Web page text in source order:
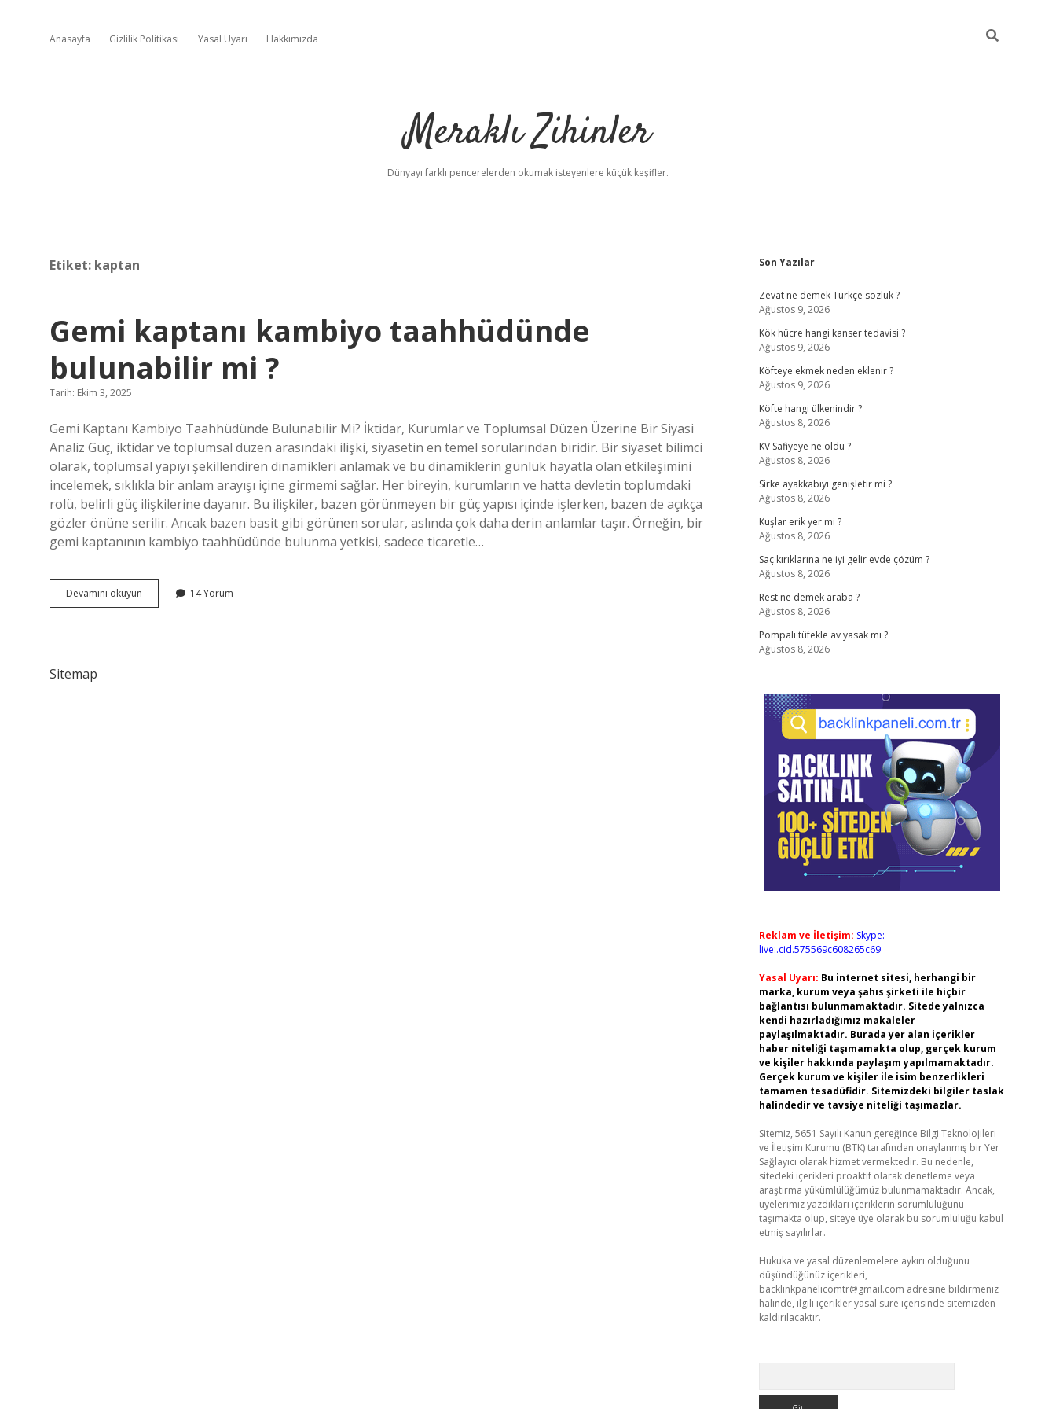
Anasayfa Gizlilik Politikası Yasal Uyarı Hakkımızda
Meraklı Zihinler
Dünyayı farklı pencerelerden okumak isteyenlere küçük keşifler.
Etiket: kaptan
Gemi kaptanı kambiyo taahhüdünde
bulunabilir mi ?
Tarih: Ekim 3, 2025
Gemi Kaptanı Kambiyo Taahhüdünde Bulunabilir Mi? İktidar, Kurumlar ve Toplumsal Düzen Üzerine Bir Siyasi
Analiz Güç, iktidar ve toplumsal düzen arasındaki ilişki, siyasetin en temel sorularından biridir. Bir siyaset bilimci
olarak, toplumsal yapıyı şekillendiren dinamikleri anlamak ve bu dinamiklerin günlük hayatla olan etkileşimini
incelemek, sıklıkla bir anlam arayışı içine girmemi sağlar. Her bireyin, kurumların ve hatta devletin toplumdaki
rolü, belirli güç ilişkilerine dayanır. Bu ilişkiler, bazen görünmeyen bir güç yapısı içinde işlerken, bazen de açıkça
gözler önüne serilir. Ancak bazen basit gibi görünen sorular, aslında çok daha derin anlamlar taşır. Örneğin, bir
gemi kaptanının kambiyo taahhüdünde bulunma yetkisi, sadece ticaretle…
Devamını okuyun
kaptanı
14 Yorum
Sitemap
Sidebar
Son Yazılar
Zevat ne demek Türkçe sözlük ?
Ağustos 9, 2026
Kök hücre hangi kanser tedavisi ?
Ağustos 9, 2026
Köfteye ekmek neden eklenir ?
Ağustos 9, 2026
Köfte hangi ülkenindir ?
Ağustos 8, 2026
KV Safiyeye ne oldu ?
Ağustos 8, 2026
Sirke ayakkabıyı genişletir mi ?
Ağustos 8, 2026
Kuşlar erik yer mi ?
Ağustos 8, 2026
Saç kırıklarına ne iyi gelir evde çözüm ?
Ağustos 8, 2026
Rest ne demek araba ?
Ağustos 8, 2026
Pompalı tüfekle av yasak mı ?
Ağustos 8, 2026
Reklam ve İletişim: Skype:
live:.cid.575569c608265c69
Yasal Uyarı: Bu internet sitesi, herhangi bir
marka, kurum veya şahıs şirketi ile hiçbir
bağlantısı bulunmamaktadır. Sitede yalnızca
kendi hazırladığımız makaleler
paylaşılmaktadır. Burada yer alan içerikler
haber niteliği taşımamakta olup, gerçek kurum
ve kişiler hakkında paylaşım yapılmamaktadır.
Gerçek kurum ve kişiler ile isim benzerlikleri
tamamen tesadüfidir. Sitemizdeki bilgiler taslak
halindedir ve tavsiye niteliği taşımazlar.
Sitemiz, 5651 Sayılı Kanun gereğince Bilgi Teknolojileri
ve İletişim Kurumu (BTK) tarafından onaylanmış bir Yer
Sağlayıcı olarak hizmet vermektedir. Bu nedenle,
sitedeki içerikleri proaktif olarak denetleme veya
araştırma yükümlülüğümüz bulunmamaktadır. Ancak,
üyelerimiz yazdıkları içeriklerin sorumluluğunu
taşımakta olup, siteye üye olarak bu sorumluluğu kabul
etmiş sayılırlar.
Hukuka ve yasal düzenlemelere aykırı olduğunu
düşündüğünüz içerikleri,
backlinkpanelicomtr@gmail.com adresine bildirmeniz
halinde, ilgili içerikler yasal süre içerisinde sitemizden
kaldırılacaktır.